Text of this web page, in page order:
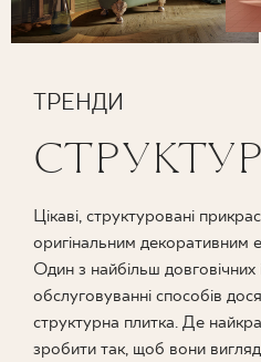
ДЛЯ
ТРЕНДИ
Цікаві, структуровані
оригінальним декоративним
Один з найбільш довговічних
обслуговуванні способів
структурна плитка. Де
зробити так, щоб вони